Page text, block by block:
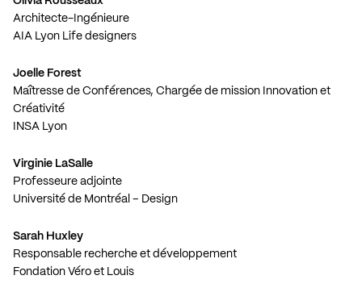
Architecte-Ingénieure
AIA Lyon Life designers
Joelle Forest
Maîtresse de Conférences, Chargée de mission Innovation et
Créativité
INSA Lyon
Virginie LaSalle
Professeure adjointe
Université de Montréal – Design
Sarah Huxley
Responsable recherche et développement
Fondation Véro et Louis